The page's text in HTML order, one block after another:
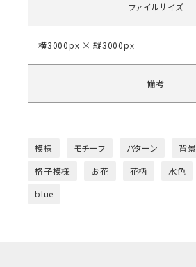
ファイルサイズ
横3000px × 縦3000px
備考
模様 モチーフ パターン 背景
格子模様
お花 花柄 水色
blue